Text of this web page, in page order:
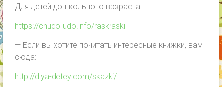
Для детей дошкольного возраста:
https://chudo-udo.info/raskraski
— Если вы хотите почитать интересные книжки, вам
сюда:
http://dlya-detey.com/skazki/